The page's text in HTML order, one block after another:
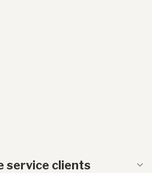
service clients